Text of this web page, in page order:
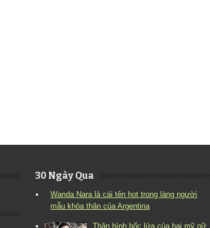
30 Ngày Qua
Wanda Nara là cái tên hot trong làng người
mẫu khỏa thân của Argentina
Thân hình bốc lửa của hai mỹ nữ